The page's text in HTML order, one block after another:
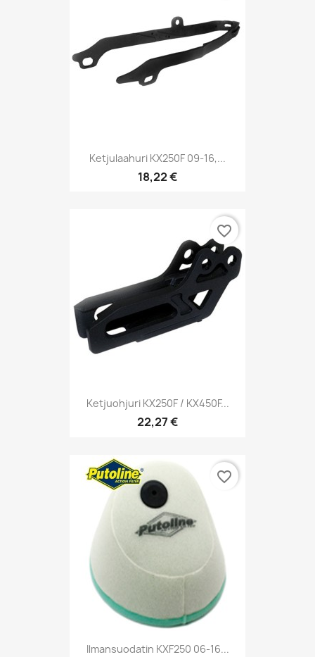
Ketjulaahuri KX250F 09-16,...
18,22 €
Ketjuohjuri KX250F / KX450F...
22,27 €
favorite_border
Ilmansuodatin KXF250 06-16...
favorite_border